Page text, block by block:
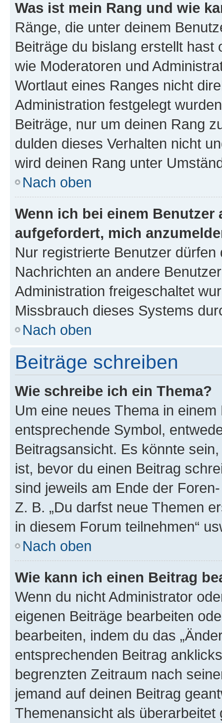
Was ist mein Rang und wie
Ränge, die unter deinem
Beiträge du bislang erstellt
wie Moderatoren und
Wortlaut eines Ranges nicht
Administration festgelegt
Beiträge, nur um deinen Rang
dulden dieses Verhalten nicht
wird deinen Rang unter
Nach oben
Wenn ich bei einem
aufgefordert, mich
Nur registrierte Benutzer
Nachrichten an andere
Administration freigeschaltet
Missbrauch dieses Systems
Nach oben
Beiträge schreiben
Wie schreibe ich ein Thema?
Um eine neues Thema in
entsprechende Symbol,
Beitragsansicht. Es könnte
ist, bevor du einen Beitrag
sind jeweils am Ende der
Z. B. „Du darfst neue Themen
in diesem Forum teilnehmen“
Nach oben
Wie kann ich einen Beitrag
Wenn du nicht Administrator
eigenen Beiträge bearbeiten
bearbeiten, indem du das
entsprechenden Beitrag
begrenzten Zeitraum nach
jemand auf deinen Beitrag
Themenansicht als